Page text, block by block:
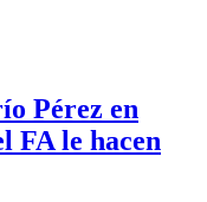
Pérez en
FA le hacen